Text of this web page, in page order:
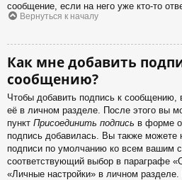
сообщение, если на него уже кто-то
Вернуться к началу
Как мне добавить
сообщению?
Чтобы добавить подпись к
её в личном разделе. После этого вы
пункт Присоединить подпись в форме
подпись добавилась. Вы также можете
подписи по умолчанию ко всем вашим
соответствующий выбор в параграфе
«Личные настройки» в личном